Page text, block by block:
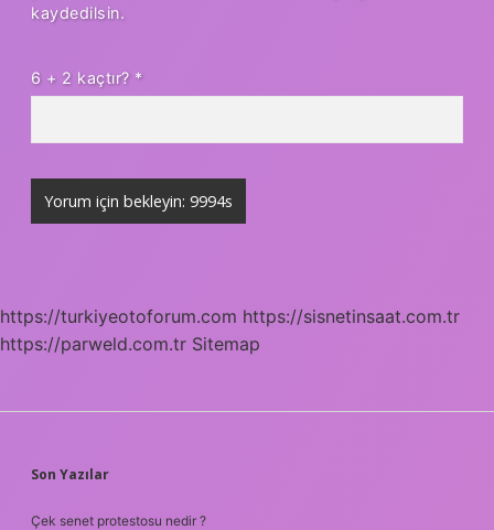
kaydedilsin.
6 + 2 kaçtır? *
https://turkiyeotoforum.com https://sisnetinsaat.com.tr
https://parweld.com.tr Sitemap
SIDEBAR
Son Yazılar
Çek senet protestosu nedir ?